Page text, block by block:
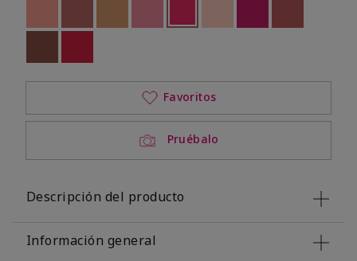
Out of stockOut of stockseleccionado
Out of stock
Pruébalo
Favoritos
Descripción del producto
Información general